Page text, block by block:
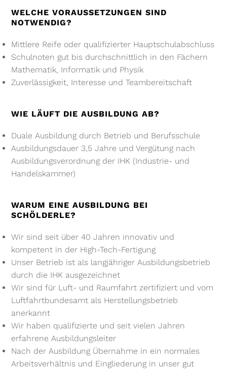
WELCHE VORAUSSETZUNGEN SIND
NOTWENDIG?
Mittlere Reife oder qualifizierter Hauptschulabschluss
Schulnoten gut bis durchschnittlich in den Fächern
Mathematik, Informatik und Physik
Zuverlässigkeit, Interesse und Teambereitschaft
WIE LÄUFT DIE AUSBILDUNG AB?
Duale Ausbildung durch Betrieb und Berufsschule
Ausbildungsdauer 3,5 Jahre und Vergütung nach
Ausbildungsverordnung der IHK (Industrie- und
Handelskammer)
WARUM EINE AUSBILDUNG BEI
SCHÖLDERLE?
Wir sind seit über 40 Jahren innovativ und
kompetent in der High-Tech-Fertigung
Unser Betrieb ist als langjähriger Ausbildungsbetrieb
durch die IHK ausgezeichnet
Wir sind für Luft- und Raumfahrt zertifiziert und vom
Luftfahrtbundesamt als Herstellungsbetrieb
anerkannt
Wir haben qualifizierte und seit vielen Jahren
erfahrene Ausbildungsleiter
Nach der Ausbildung Übernahme in ein normales
Arbeitsverhältnis und Eingliederung in unser gut